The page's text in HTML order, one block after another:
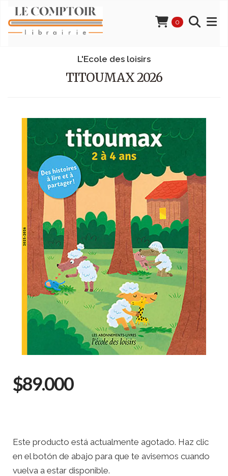
0
L'Ecole des loisirs
TITOUMAX 2026
$89.000
Este producto está actualmente agotado. Haz clic
en el botón de abajo para que te avisemos cuando
vuelva a estar disponible.